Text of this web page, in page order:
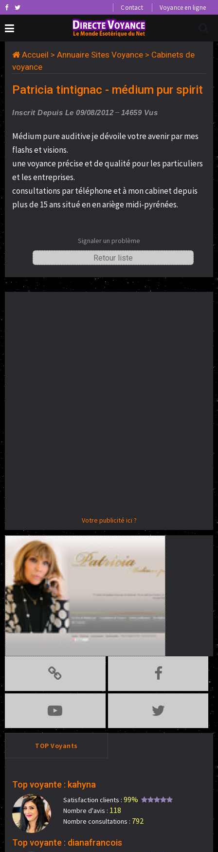
Contact Voyance en ligne
Accueil > Annuaire Sites Voyance > Cabinets de
voyance
Patricia tintignac - médium pur spirit
Inscrit Depuis Le 09/08/2012 14659 Vus
Médium pure auditive je dévoile votre avenir par mes
flashs et visions.
une voyance précise et de qualité pour les particuliers
et les entreprises.
consultations par téléphone et à mon cabinet depuis
plus de 15 ans situé en en ariège midi-pyrénées.
Signaler un problème
Retour liste
Votre publicité ici ?
TOP Voyants
Top voyante : kahyna
Satisfaction clients : 99%
Nombre d'avis : 118
Nombre consultations : 792
Top voyante : dianafrancois